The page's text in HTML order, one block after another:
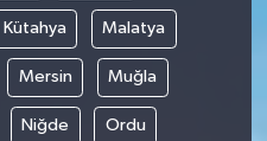
Kütahya Malatya
Mersin Muğla
Niğde Ordu